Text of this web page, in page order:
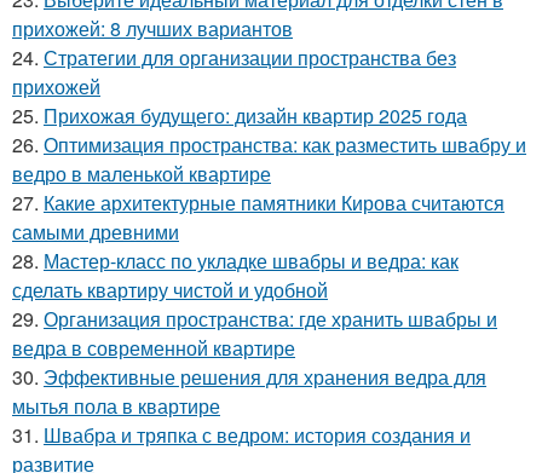
прихожей: 8 лучших вариантов
24. Стратегии для организации пространства без
прихожей
25. Прихожая будущего: дизайн квартир 2025 года
26. Оптимизация пространства: как разместить швабру и
ведро в маленькой квартире
27. Какие архитектурные памятники Кирова считаются
самыми древними
28. Мастер-класс по укладке швабры и ведра: как
сделать квартиру чистой и удобной
29. Организация пространства: где хранить швабры и
ведра в современной квартире
30. Эффективные решения для хранения ведра для
мытья пола в квартире
31. Швабра и тряпка с ведром: история создания и
развитие